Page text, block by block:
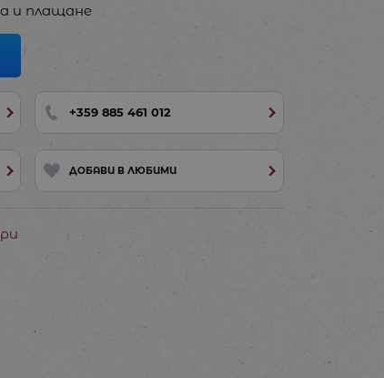
и плащане
+359 885 461 012
ДОБАВИ В ЛЮБИМИ